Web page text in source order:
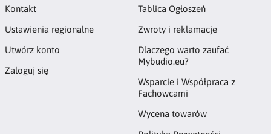
Kontakt
Ustawienia regionalne
Utwórz konto
Zaloguj się
Tablica Ogłoszeń
Zwroty i reklamacje
Dlaczego warto zaufać
Mybudio.eu?
Wsparcie i Współpraca z
Fachowcami
Wycena towarów